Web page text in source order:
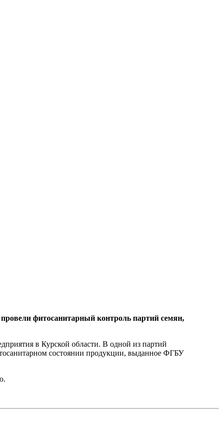
фитосанитарный контроль партий семян,
в Курской области. В одной из партий
состоянии продукции, выданное ФГБУ